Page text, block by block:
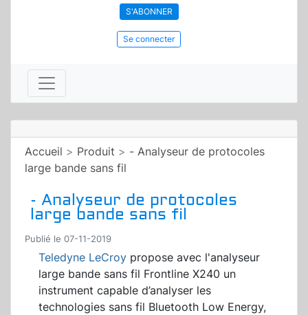
S'ABONNER
Se connecter
Accueil > Produit > - Analyseur de protocoles
large bande sans fil
- Analyseur de protocoles
large bande sans fil
Publié le 07-11-2019
Teledyne LeCroy propose avec l'analyseur
large bande sans fil Frontline X240 un
instrument capable d’analyser les
technologies sans fil Bluetooth Low Energy,